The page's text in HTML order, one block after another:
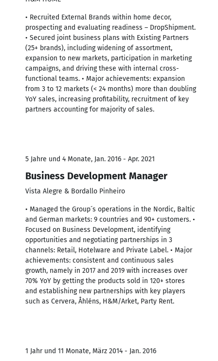
• Recruited External Brands within home decor,
prospecting and evaluating readiness – DropShipment.
• Secured joint business plans with Existing Partners
(25+ brands), including widening of assortment,
expansion to new markets, participation in marketing
campaigns, and driving these with internal cross-
functional teams. • Major achievements: expansion
from 3 to 12 markets (< 24 months) more than doubling
YoY sales, increasing profitability, recruitment of key
partners accounting for majority of sales.
5 Jahre und 4 Monate, Jan. 2016 - Apr. 2021
Business Development Manager
Vista Alegre & Bordallo Pinheiro
• Managed the Group´s operations in the Nordic, Baltic
and German markets: 9 countries and 90+ customers. •
Focused on Business Development, identifying
opportunities and negotiating partnerships in 3
channels: Retail, Hotelware and Private Label. • Major
achievements: consistent and continuous sales
growth, namely in 2017 and 2019 with increases over
70% YoY by getting the products sold in 120+ stores
and establishing new partnerships with key players
such as Cervera, Åhléns, H&M/Arket, Party Rent.
1 Jahr und 11 Monate, März 2014 - Jan. 2016